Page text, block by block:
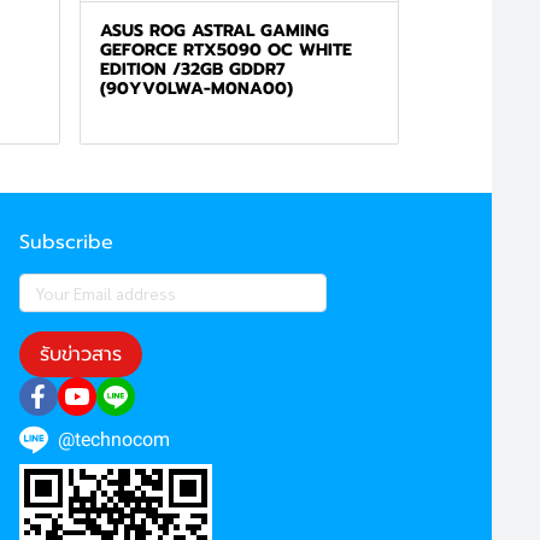
ASUS ROG ASTRAL GAMING
GEFORCE RTX5090 OC WHITE
EDITION /32GB GDDR7
(90YV0LWA-M0NA00)
Subscribe
รับข่าวสาร
@technocom